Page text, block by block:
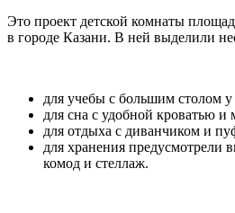
Это проект детской комнаты
в городе Казани. В ней выделили
для учебы с большим столом у
для сна с удобной кроватью
для отдыха с диванчиком и
для хранения предусмотрели
комод и стеллаж.